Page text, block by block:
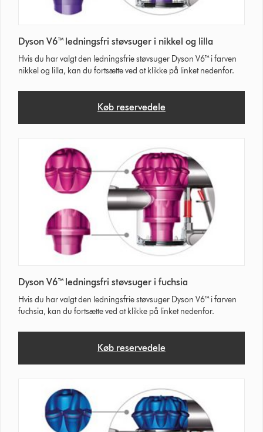
Dyson V6™ ledningsfri støvsuger i nikkel og lilla
Hvis du har valgt den ledningsfrie støvsuger Dyson V6™ i farven
nikkel og lilla, kan du fortsætte ved at klikke på linket nedenfor.
Køb reservedele
Dyson V6™ ledningsfri støvsuger i fuchsia
Hvis du har valgt den ledningsfrie støvsuger Dyson V6™ i farven
fuchsia, kan du fortsætte ved at klikke på linket nedenfor.
Køb reservedele